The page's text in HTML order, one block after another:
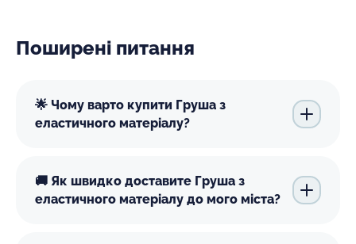
Поширені питання
🌟 Чому варто купити Груша з
еластичного матеріалу?
🚚 Як швидко доставите Груша з
еластичного матеріалу до мого міста?